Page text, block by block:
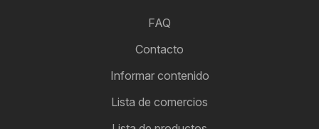
FAQ
Contacto
Informar contenido
Lista de comercios